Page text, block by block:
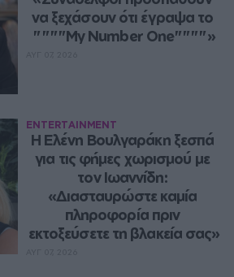
να ξεχάσουν ότι έγραψα το
""""My Number One""""»
ENTERTAINMENT
Η Ελένη Βουλγαράκη ξεσπά
για τις φήμες χωρισμού με
τον Ιωαννίδη:
«Διασταυρώστε καμία
πληροφορία πριν
εκτοξεύσετε τη βλακεία σας»